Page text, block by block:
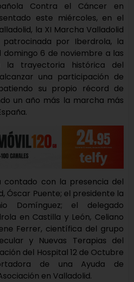
Contra el Cáncer en
este miércoles, en el
la XI Marcha Valladolid
por Iberdrola, la
6 de noviembre a las
la trayectoria histórica del
una participación de
su propio récord de
un año más la marcha más
contado con la presencia del
Óscar Puente; el presidente la
Domínguez; el delegado
en Castilla y León, Celiano
Ferrer, científica del grupo
y Nuevas Terapias del
del Hospital 12 de Octubre
de una Ayuda de
en Valladolid.